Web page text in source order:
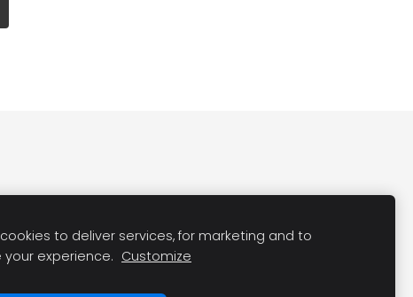
to deliver services, for marketing and to
your experience. Customize